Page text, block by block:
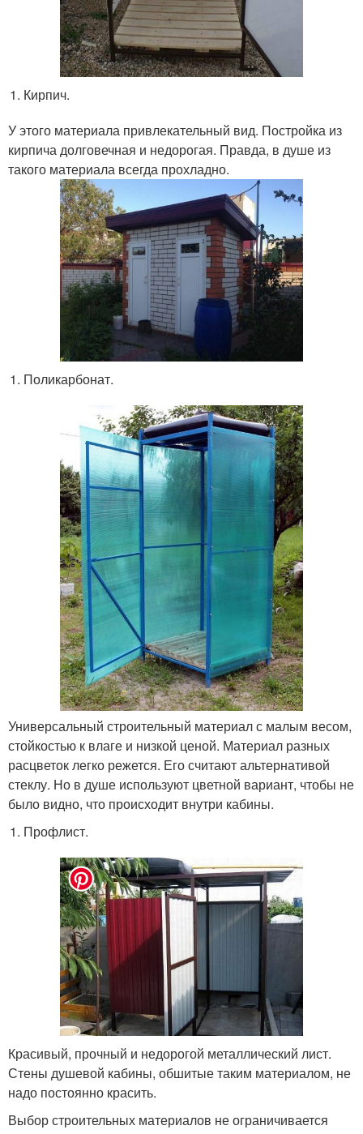
Кирпич.
У этого материала привлекательный вид. Постройка из
кирпича долговечная и недорогая. Правда, в душе из
такого материала всегда прохладно.
Поликарбонат.
Универсальный строительный материал с малым весом,
стойкостью к влаге и низкой ценой. Материал разных
расцветок легко режется. Его считают альтернативой
стеклу. Но в душе используют цветной вариант, чтобы не
было видно, что происходит внутри кабины.
Профлист.
Красивый, прочный и недорогой металлический лист.
Стены душевой кабины, обшитые таким материалом, не
надо постоянно красить.
Выбор строительных материалов не ограничивается